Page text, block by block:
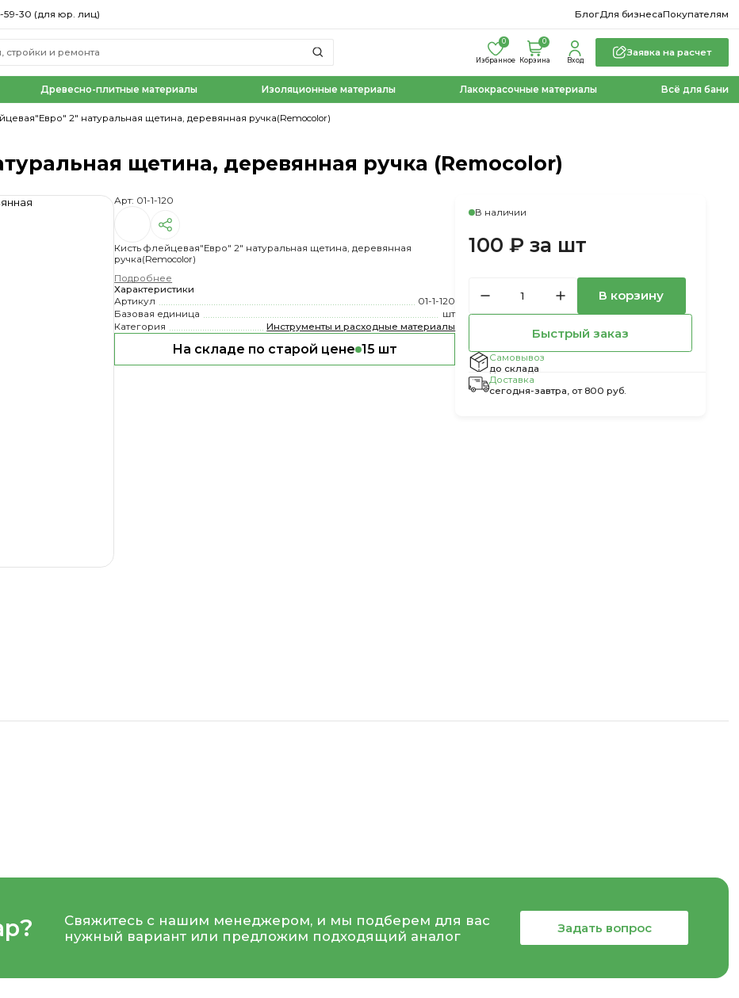
59-30 (для юр. лиц) БлогДля бизнесаПокупателям
Избранное
0 0
Корзина Вход
Заявка на расчет
Древесно-плитные материалы Изоляционные материалы Лакокрасочные материалы Всё для бани
2" натуральная щетина, деревянная ручка(Remocolor)
щетина, деревянная ручка (Remocolor)
Арт: 01-1-120
Кисть флейцевая"Евро" 2" натуральная щетина, деревянная
ручка(Remocolor)
Подробнее
Характеристики
Артикул
01-1-120
Базовая единица
шт
Категория
Инструменты и расходные материалы
На складе по старой цене 15 шт
В наличии
100 ₽ за шт
В корзину
Быстрый заказ
Самовывоз
до склада
Доставка
сегодня-завтра, от 800 руб.
Свяжитесь с нашим менеджером, и мы подберем для вас
нужный вариант или предложим подходящий аналог
Задать вопрос